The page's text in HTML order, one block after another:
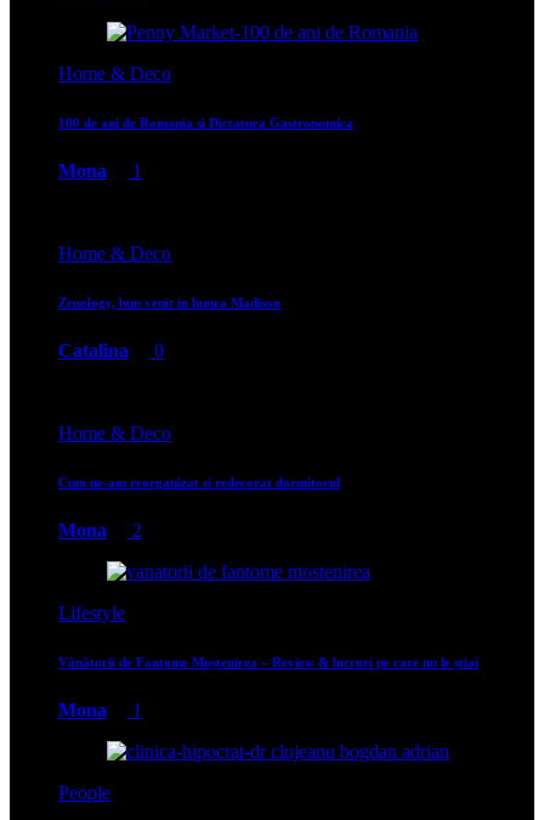
Home & Deco
100 de ani de Romania si Dictatura Gastronomica
Mona 1
Home & Deco
Zenology, bun venit in lumea Madison
Catalina 0
Home & Deco
Cum ne-am reorganizat si redecorat dormitorul
Mona 2
Lifestyle
Vânătorii de Fantome Moștenirea – Review & lucruri pe care nu le știai
Mona 1
People